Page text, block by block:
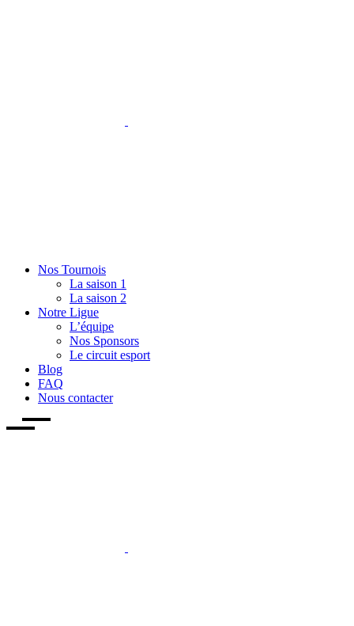
Nos Tournois
La saison 1
La saison 2
Notre Ligue
L’équipe
Nos Sponsors
Le circuit esport
Blog
FAQ
Nous contacter